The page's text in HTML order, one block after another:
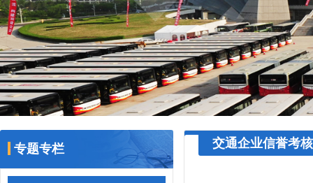
专题专栏 交通企业信誉考